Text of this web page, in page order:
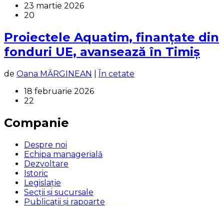
23 martie 2026
20
Proiectele Aquatim, finanțate din
fonduri UE, avansează în Timiș
de Oana MĂRGINEAN
În cetate
18 februarie 2026
22
Companie
Despre noi
Echipa managerială
Dezvoltare
Istoric
Legislaţie
Secţii şi sucursale
Publicații și rapoarte